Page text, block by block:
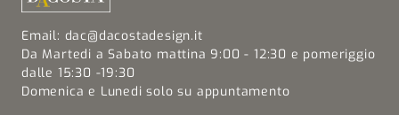
Email: dac@dacostadesign.it
Da Martedi a Sabato mattina 9:00 - 12:30 e pomeriggio
dalle 15:30 -19:30
Domenica e Lunedi solo su appuntamento